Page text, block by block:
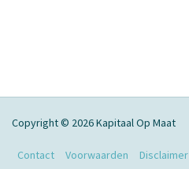
Copyright © 2026 Kapitaal Op Maat
Contact Voorwaarden Disclaimer